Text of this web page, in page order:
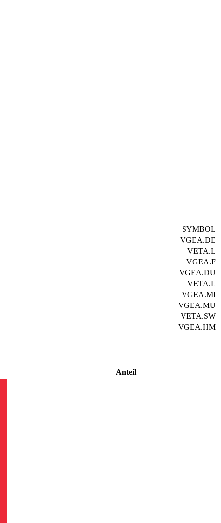
SYMBOL
VGEA.DE
VETA.L
VGEA.F
VGEA.DU
VETA.L
VGEA.MI
VGEA.MU
VETA.SW
VGEA.HM
Anteil